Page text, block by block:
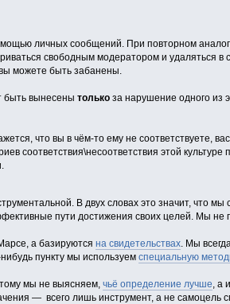
личных сообщений. При повторном
свободным модератором и удаляться в
можете быть забанены.
быть вынесены толькоза нарушение одного из
что вы в чём-то ему не соответствуете,
соответствия\несоответствия этой культуре
В двух словах это значит, что мы
пути достижения своих целей. Мы не
а базируются на свидетельствах. Мы
пункту мы используем специальную
мы не выясняем, чьё определение лучше , а
— всего лишь инструмент, а не самоцель